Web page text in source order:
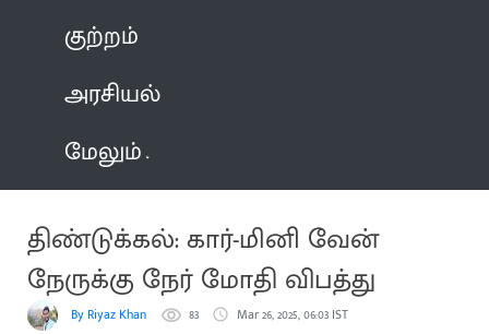
குற்றம்
அரசியல்
மேலும்
திண்டுக்கல்: கார்-மினி வேன்
நேருக்கு நேர் மோதி விபத்து
By Riyaz Khan 83 Mar 26, 2025, 06:03 IST